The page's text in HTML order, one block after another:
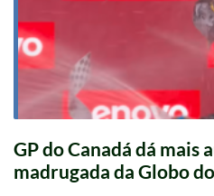
GP do Canadá dá mais
madrugada da Globo